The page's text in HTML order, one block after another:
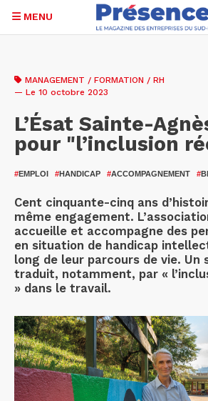
contenu
MENU
MANAGEMENT / FORMATION / RH
— Le 10 octobre 2023
L’Ésat Sainte-
pour "l’inclusion
#EMPLOI #HANDICAP #ACCOMPAGNEMENT #
Cent cinquante-cinq ans
même engagement.
accueille et accompagne des
en situation de handicap
long de leur parcours de vie. Un
traduit, notamment, par «
» dans le travail.